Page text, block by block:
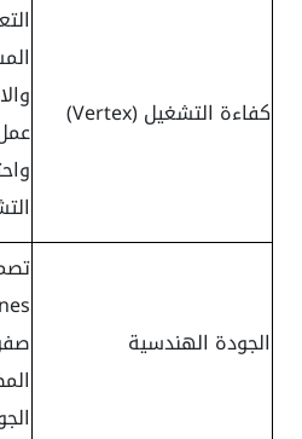
كفاءة التشغيل (Vertex)
الجودة الهندسية